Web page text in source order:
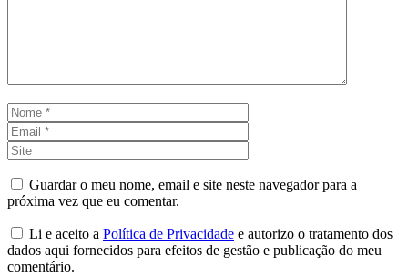
Nome
Guardar o meu nome, email e site neste navegador para a
próxima vez que eu comentar.
Li e aceito a Política de Privacidade e autorizo o tratamento dos
dados aqui fornecidos para efeitos de gestão e publicação do meu
comentário.